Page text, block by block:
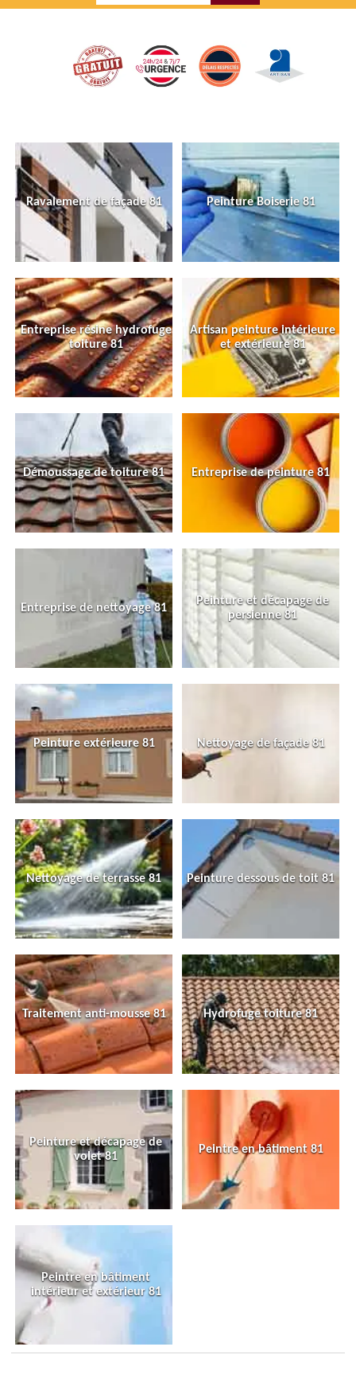
Ravalement de façade 81 Peinture Boiserie 81
Entreprise résine hydrofuge
toiture 81
Artisan peinture intérieure
et extérieure 81
Démoussage de toiture 81 Entreprise de peinture 81
Entreprise de nettoyage 81
Peinture et décapage de
persienne 81
Peinture extérieure 81 Nettoyage de façade 81
Nettoyage de terrasse 81 Peinture dessous de toit 81
Traitement anti-mousse 81 Hydrofuge toiture 81
Peinture et décapage de
volet 81
Peintre en bâtiment 81
Peintre en bâtiment
intérieur et extérieur 81